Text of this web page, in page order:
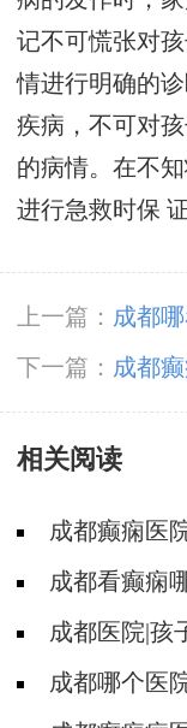
记不可慌张对
情进行明确的
疾病，不可对
的病情。在不
进行急救时保
上一篇： 成都
做好护理工作?
下一篇： 成都
法?
相关阅读
成都癫痫医
做到哪些?
成都看癫痫
痫是遗传的吗?
成都医院|孩
药?成都哪个医